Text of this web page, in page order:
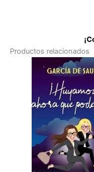
Productos relacionados